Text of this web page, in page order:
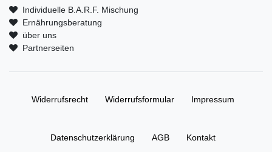
Individuelle B.A.R.F. Mischung
Ernährungsberatung
über uns
Partnerseiten
Widerrufs­recht Widerrufs­formular Impressum
Daten­schutz­erklärung AGB Kontakt